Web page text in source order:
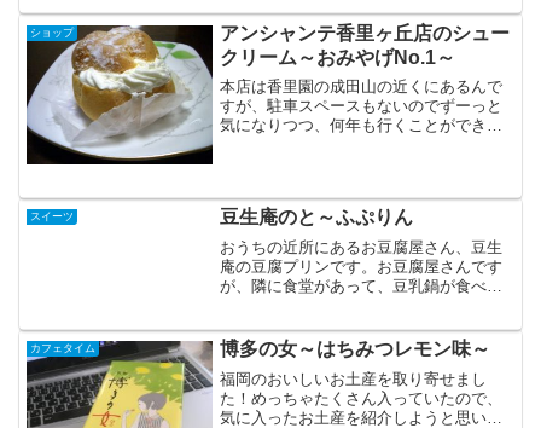
ショップ
アンシャンテ香里ヶ丘店のシュー
クリーム～おみやげNo.1～
本店は香里園の成田山の近くにあるんで
すが、駐車スペースもないのでずーっと
気になりつつ、何年も行くことができて
えられませんが、こういう...
スイーツ 豆生庵のと～ふぷりん
おうちの近所にあるお豆腐屋さん、豆生
庵の豆腐プリンです。お豆腐屋さんです
が、隣に食堂があって、豆乳鍋が食べれ
せん。パッケージとラベルは可愛いで
す。入れ物は、よくある...
カフェタイム 博多の女～はちみつレモン味～
福岡のおいしいお土産を取り寄せまし
た！めっちゃたくさん入っていたので、
気に入ったお土産を紹介しようと思いま